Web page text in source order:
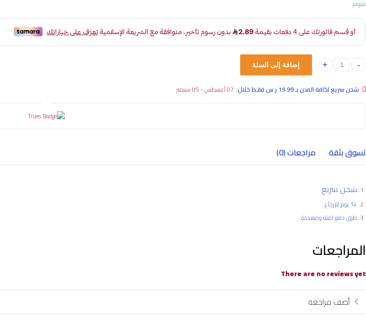
متوفر
تعليقة الرصاصة quantity إضافة إلى السلة
شحن سريع لكافة المدن بـ 19.99 ر.س فقـط خلال: 07 أغسطس - 05 سبتمبر
تسوق بثقة مراجعات (0)
شحن سريع
14 يوم للإرجاع
طرق دفع امنة ومتعددة
المراجعات
There are no reviews yet
أضف مراجعة